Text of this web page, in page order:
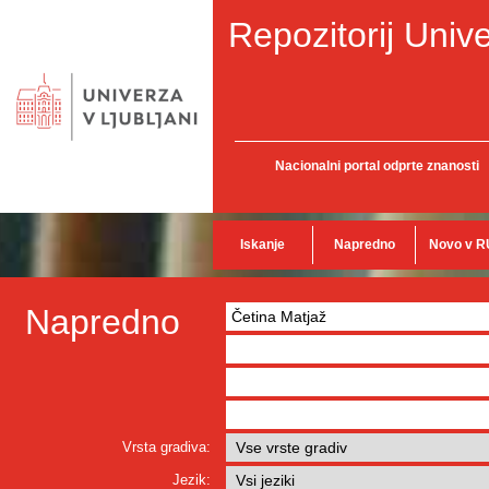
Repozitorij
Nacionalni portal odprte znanosti
Iskanje Napredno Novo v
Napredno
Vrsta gradiva:
Jezik: